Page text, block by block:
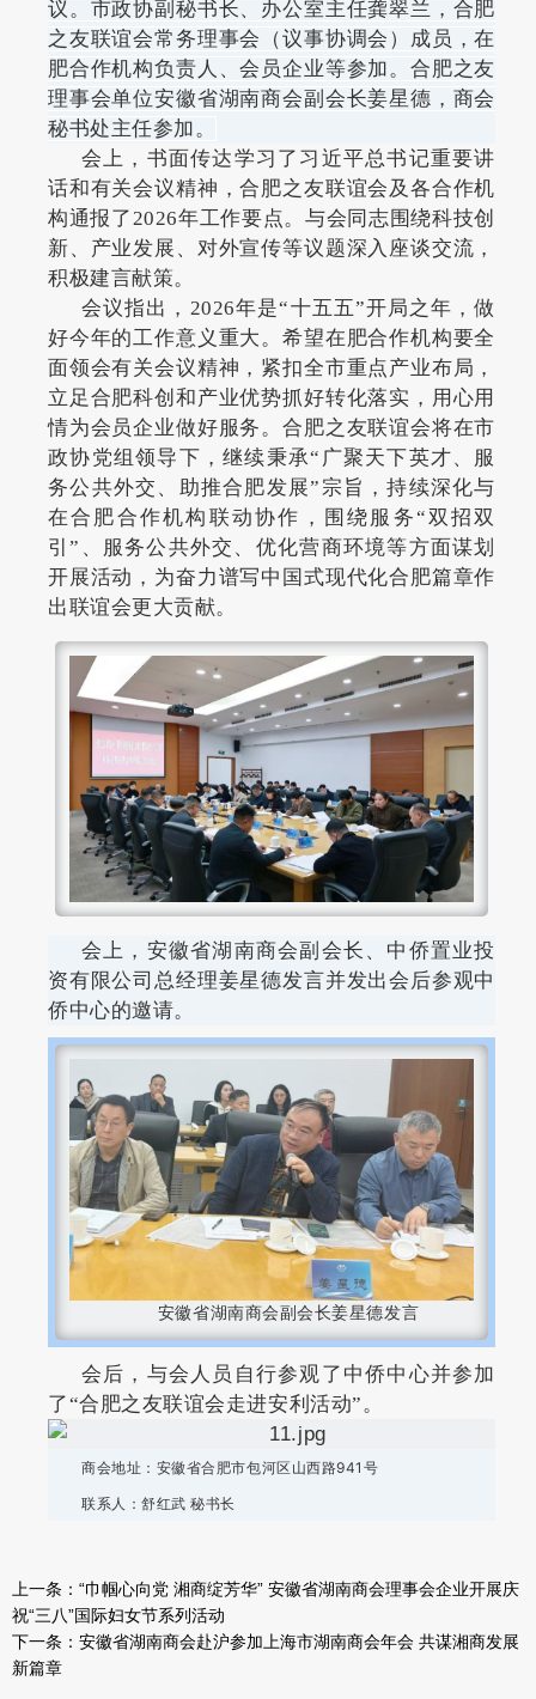
议。市政协副秘书长、办公室主任龚翠兰，合肥
之友联谊会常务理事会（议事协调会）成员，在
肥合作机构负责人、会员企业等参加。合肥之友
理事会单位安徽省湖南商会副会长姜星德，商会
秘书处主任参加。
会上，书面传达学习了习近平总书记重要讲
话和有关会议精神，合肥之友联谊会及各合作机
构通报了2026年工作要点。与会同志围绕科技创
新、产业发展、对外宣传等议题深入座谈交流，
积极建言献策。
会议指出，2026年是“十五五”开局之年，做
好今年的工作意义重大。希望在肥合作机构要全
面领会有关会议精神，紧扣全市重点产业布局，
立足合肥科创和产业优势抓好转化落实，用心用
情为会员企业做好服务。合肥之友联谊会将在市
政协党组领导下，继续秉承“广聚天下英才、服
务公共外交、助推合肥发展”宗旨，持续深化与
在合肥合作机构联动协作，围绕服务“双招双
引”、服务公共外交、优化营商环境等方面谋划
开展活动，为奋力谱写中国式现代化合肥篇章作
出联谊会更大贡献。
会上，安徽省湖南商会副会长、中侨置业投
资有限公司总经理姜星德发言并发出会后参观中
侨中心的邀请。
安徽省湖南商会副会长姜星德发言
会后，与会人员自行参观了中侨中心并参加
了“合肥之友联谊会走进安利活动”。
商会地址：安徽省合肥市包河区山西路941号
联系人：舒红武 秘书长
上一条： “巾帼心向党 湘商绽芳华” 安徽省湖南商会理事会企业开展庆
祝“三八”国际妇女节系列活动
下一条： 安徽省湖南商会赴沪参加上海市湖南商会年会 共谋湘商发展
新篇章